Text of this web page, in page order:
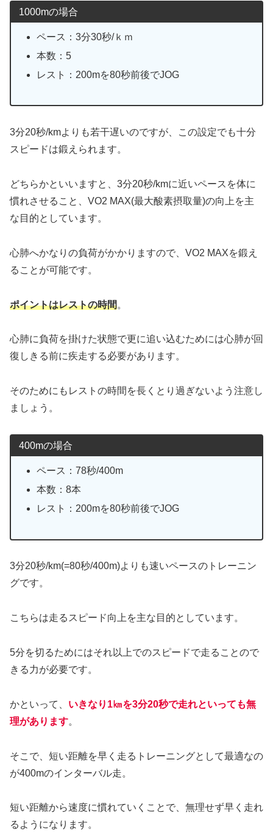
1000mの場合
ペース：3分30秒/ｋｍ
本数：5
レスト：200mを80秒前後でJOG
3分20秒/kmよりも若干遅いのですが、この設定でも十分
スピードは鍛えられます。
どちらかといいますと、3分20秒/kmに近いペースを体に
慣れさせること、VO2 MAX(最大酸素摂取量)の向上を主
な目的としています。
心肺へかなりの負荷がかかりますので、VO2 MAXを鍛え
ることが可能です。
ポイントはレストの時間。
心肺に負荷を掛けた状態で更に追い込むためには心肺が回
復しきる前に疾走する必要があります。
そのためにもレストの時間を長くとり過ぎないよう注意し
ましょう。
400mの場合
ペース：78秒/400m
本数：8本
レスト：200mを80秒前後でJOG
3分20秒/km(=80秒/400m)よりも速いペースのトレーニン
グです。
こちらは走るスピード向上を主な目的としています。
5分を切るためにはそれ以上でのスピードで走ることので
きる力が必要です。
かといって、 いきなり1㎞を3分20秒で走れといっても無
理があります。
そこで、短い距離を早く走るトレーニングとして最適なの
が400mのインターバル走。
短い距離から速度に慣れていくことで、無理せず早く走れ
るようになります。